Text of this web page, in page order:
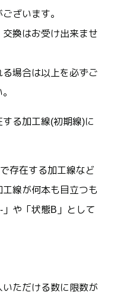
ざいます。
換はお受け出来ませ
場合は以上を必ずご
する加工線(初期線)に
存在する加工線など
線が何本も目立つも
や「状態B」として
ただける数に限数が